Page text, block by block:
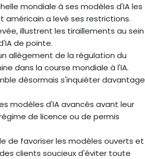
mondiale à ses modèles d'IA les
américain a levé ses restrictions.
illustrent les tiraillements au sein
de pointe.
allègement de la régulation du
dans la course mondiale à l'IA.
désormais s'inquiéter davantage
modèles d'IA avancés avant leur
de licence ou de permis
de favoriser les modèles ouverts et
clients soucieux d'éviter toute